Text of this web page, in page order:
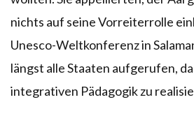
nichts auf seine Vorreiterrolle
Unesco-Weltkonferenz in
längst alle Staaten aufgerufen,
integrativen Pädagogik zu